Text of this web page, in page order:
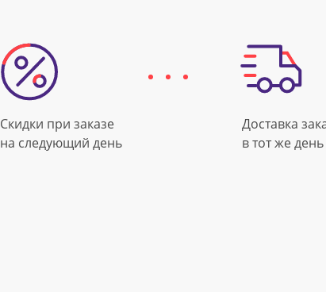
Скидки при заказе
на следующий день
Доставка
в тот же день